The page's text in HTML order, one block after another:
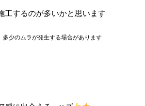
工するのが多いかと思います
多少のムラが発生する場合があります